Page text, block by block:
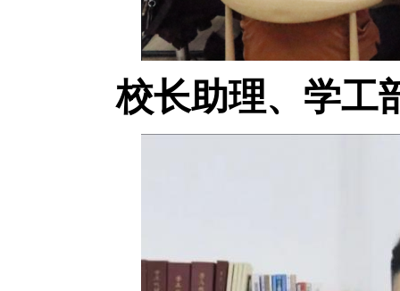
校长助理、学工